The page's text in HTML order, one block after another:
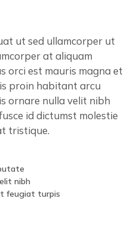
ut sed ullamcorper ut
at aliquam
orci est mauris magna et
proin habitant arcu
ornare nulla velit nibh
id dictumst molestie
tristique.
nibh
feugiat turpis